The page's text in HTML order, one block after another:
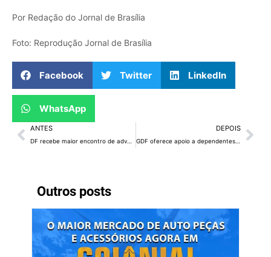
Outros posts
Por Redação do Jornal de Brasília
Foto: Reprodução Jornal de Brasília
Facebook Twitter LinkedIn
WhatsApp
ANTES DEPOIS
GDF oferece apoio a dependentes químicos